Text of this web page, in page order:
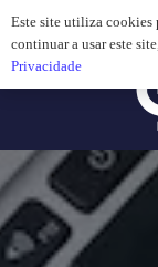
Este site utiliza cookies
continuar a usar este
Privacidade